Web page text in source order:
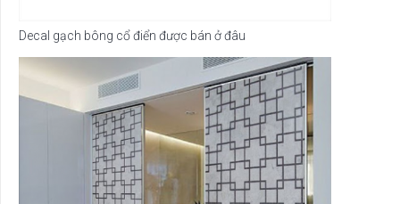
Decal gạch bông cổ điển được bán ở đâu